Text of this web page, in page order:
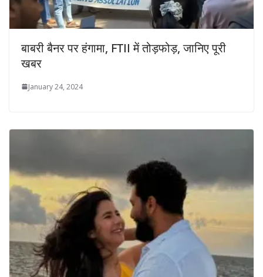
बाबरी बैनर पर हंगामा, FTII में तोड़फोड़, जानिए पूरी
खबर
January 24, 2024